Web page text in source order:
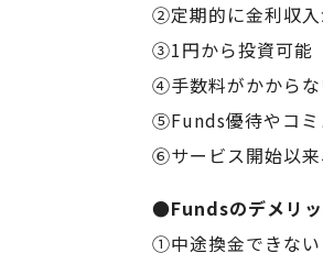
②定期的に金利収入
③1円から投資可能
④手数料がかからな
⑤Funds優待やコミ
⑥サービス開始以来
●Fundsのデメリ
①中途換金できない